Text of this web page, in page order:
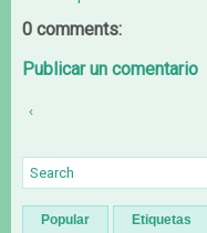
0 comments:
Publicar un comentario
‹
Popular Etiquetas